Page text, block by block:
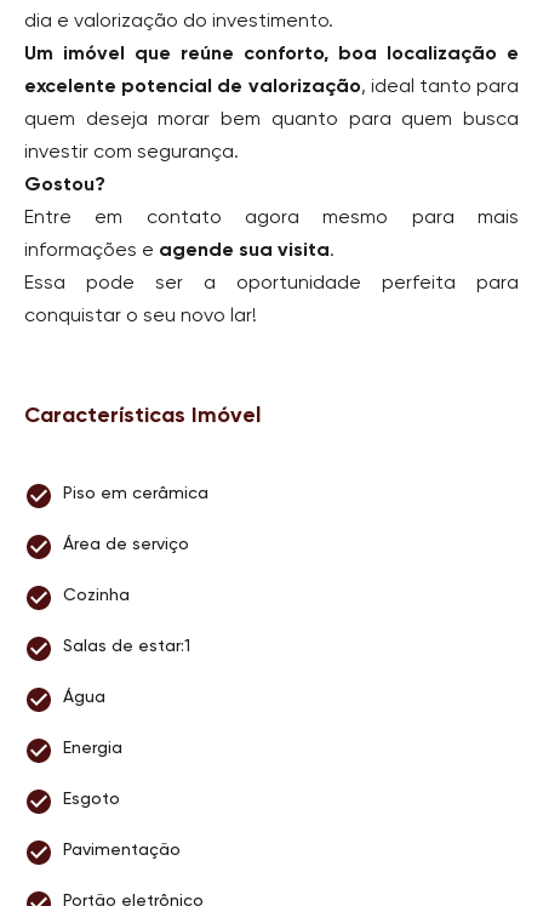
dia e valorização do investimento.
Um imóvel que reúne conforto, boa localização e
excelente potencial de valorização, ideal tanto para
quem deseja morar bem quanto para quem busca
investir com segurança.
Gostou?
Entre em contato agora mesmo para mais
informações e agende sua visita.
Essa pode ser a oportunidade perfeita para
conquistar o seu novo lar!
Características Imóvel
Piso em cerâmica
Área de serviço
Cozinha
Salas de estar:1
Água
Energia
Esgoto
Pavimentação
Portão eletrônico